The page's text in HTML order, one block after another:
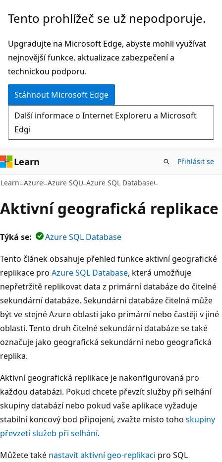
Přeskočit
hlavní
obsah
Tento prohlížeč se už nepodporuje.
Upgradujte na Microsoft Edge, abyste mohli využívat
nejnovější funkce, aktualizace zabezpečení a
technickou podporu.
Stáhnout Microsoft Edge
Další informace o Internet Exploreru a Microsoft
Edgi
Learn Přihlásit se
Learn Azure Azure SQL Azure SQL Database
Aktivní geografická replikace
Týká se:
Azure SQL Database
Tento článek obsahuje přehled funkce aktivní geografické
replikace pro Azure SQL Database, která umožňuje
nepřetržitě replikovat data z primární databáze do čitelné
sekundární databáze. Sekundární databáze čitelná může
být ve stejné Azure oblasti jako primární nebo častěji v jiné
oblasti. Tento druh čitelné sekundární databáze se také
označuje jako geografická sekundární nebo geografická
replika.
Aktivní geografická replikace je nakonfigurovaná pro
každou databázi. Pokud chcete převzít služby při selhání
skupiny databází nebo pokud vaše aplikace vyžaduje
stabilní koncový bod připojení, zvažte místo toho skupiny
převzetí služeb při selhání.
Můžete také nastavit aktivní geo-replikaci pro SQL